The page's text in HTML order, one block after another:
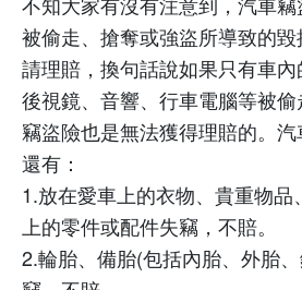
被偷走、搶奪或強盜所導致的
請理賠，換句話說如果只有車
後視鏡、音響、行車電腦等被
竊盜險也是無法獲得理賠的。
還有：
1.放在愛車上的衣物、貴重物
上的零件或配件失竊，不賠。
2.輪胎、備胎(包括內胎、外胎